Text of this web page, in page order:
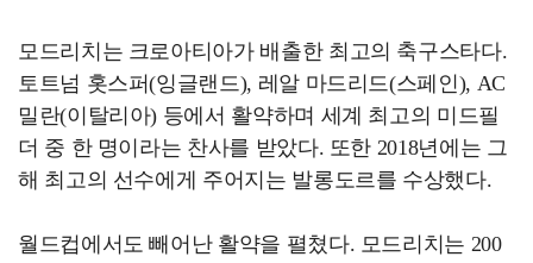
모드리치는 크로아티아가 배출한 최고의 축구스타다.
토트넘 홋스퍼(잉글랜드), 레알 마드리드(스페인), AC
밀란(이탈리아) 등에서 활약하며 세계 최고의 미드필
더 중 한 명이라는 찬사를 받았다. 또한 2018년에는 그
해 최고의 선수에게 주어지는 발롱도르를 수상했다.
월드컵에서도 빼어난 활약을 펼쳤다. 모드리치는 200